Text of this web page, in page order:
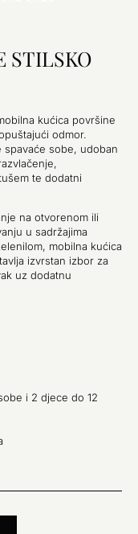
STILSKO
kućica površine
odmor.
spavaće sobe, udoban
te dodatni
na otvorenom ili
u sadržajima
mobilna kućica
izvrstan izbor za
uz dodatnu
i 2 djece do 12